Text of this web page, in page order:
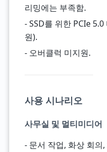
리밍에는 부족함.
- SSD를 위한 PCIe
원).
- 오버클럭 미지원.
사용 시나리오
사무실 및 멀티미디어
- 문서 작업, 화상 회